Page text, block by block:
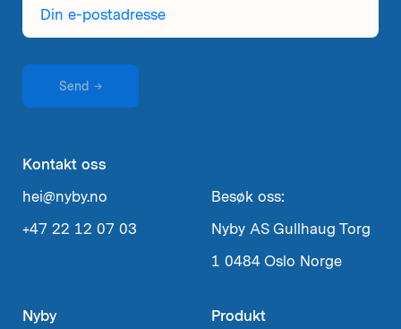
postadresse
Send →
Kontakt oss
hei@nyby.no
+47 22 12 07 03
Besøk oss:
Nyby AS Gullhaug Torg
1 0484 Oslo Norge
Nyby Produkt